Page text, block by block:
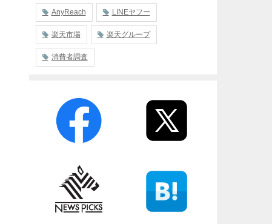
AnyReach LINEヤフー
楽天市場 楽天グループ
消費者調査